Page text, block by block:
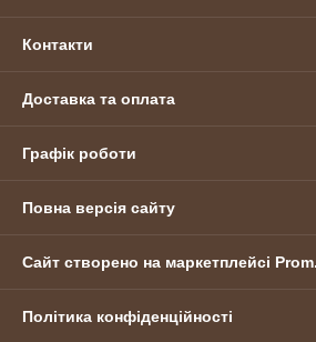
Контакти
Доставка та оплата
Графік роботи
Повна версія сайту
Сайт створено на маркетплейсі
Політика конфіденційності